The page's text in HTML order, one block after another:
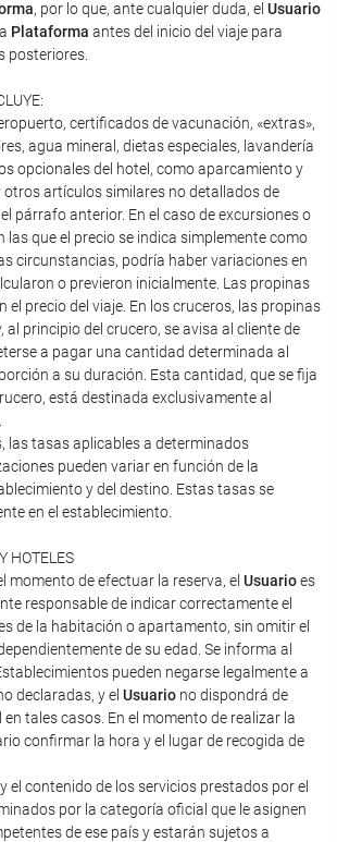
, por lo que, ante cualquier duda, el Usuario
Plataforma antes del inicio del viaje para
posteriores.
certificados de vacunación, «extras»,
agua mineral, dietas especiales, lavandería
opcionales del hotel, como aparcamiento y
otros artículos similares no detallados de
párrafo anterior. En el caso de excursiones o
las que el precio se indica simplemente como
circunstancias, podría haber variaciones en
o previeron inicialmente. Las propinas
el precio del viaje. En los cruceros, las propinas
al principio del crucero, se avisa al cliente de
a pagar una cantidad determinada al
a su duración. Esta cantidad, que se fija
está destinada exclusivamente al
las tasas aplicables a determinados
pueden variar en función de la
y del destino. Estas tasas se
en el establecimiento.
HOTELES
momento de efectuar la reserva, el Usuarioes
responsable de indicar correctamente el
de la habitación o apartamento, sin omitir el
de su edad. Se informa al
pueden negarse legalmente a
declaradas, y el Usuario no dispondrá de
tales casos. En el momento de realizar la
confirmar la hora y el lugar de recogida de
el contenido de los servicios prestados por el
por la categoría oficial que le asignen
de ese país y estarán sujetos a